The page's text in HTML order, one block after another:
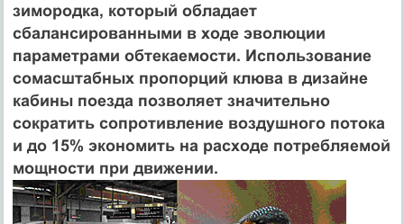
зимородка, который обладает
сбалансированными в ходе эволюции
параметрами обтекаемости. Использование
сомасштабных пропорций клюва в дизайне
кабины поезда позволяет значительно
сократить сопротивление воздушного потока
и до 15% экономить на расходе потребляемой
мощности при движении.